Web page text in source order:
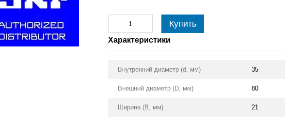
Купить
Характеристики
Внутренний диаметр (d, мм) 35
Внешний диаметр (D, мм) 80
Ширина (B, мм) 21